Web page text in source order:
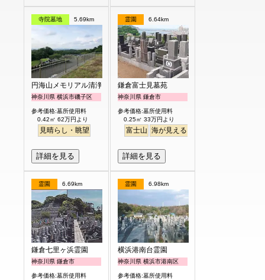
寺院墓地 5.69km
円海山メモリアル清浄園
神奈川県 横浜市磯子区
参考価格:墓所使用料
0.42㎡ 62万円より
見晴らし・眺望
詳細を見る
霊園 6.64km
鎌倉富士見墓苑
神奈川県 鎌倉市
参考価格:墓所使用料
0.25㎡ 33万円より
富士山 海が見える
詳細を見る
霊園 6.69km
鎌倉七里ヶ浜霊園
神奈川県 鎌倉市
参考価格:墓所使用料
霊園 6.98km
横浜港南台霊園
神奈川県 横浜市港南区
参考価格:墓所使用料